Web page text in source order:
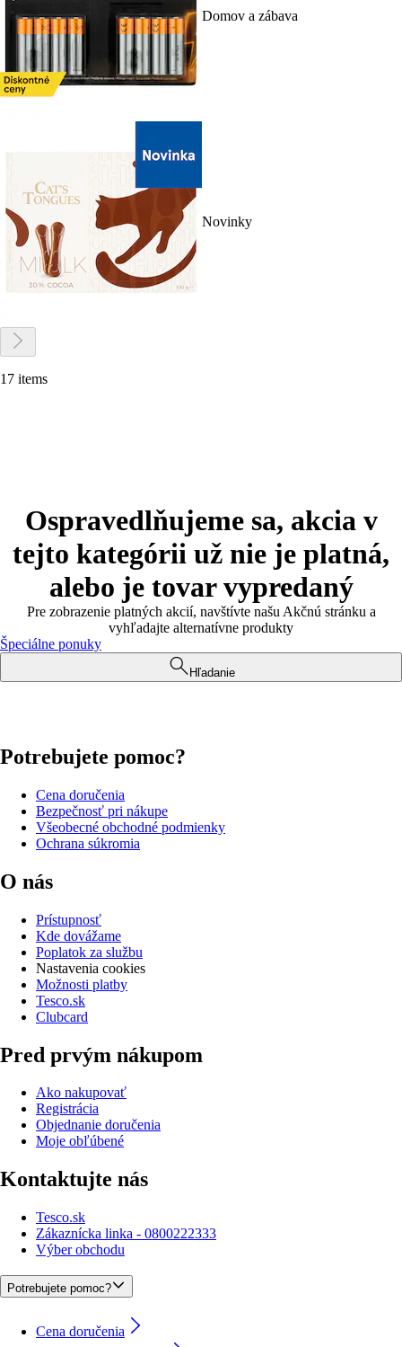
Domov a zábava
Novinky
17 items
Ospravedlňujeme sa, akcia v
tejto kategórii už nie je platná,
alebo je tovar vypredaný
Pre zobrazenie platných akcií, navštívte našu Akčnú stránku a
vyhľadajte alternatívne produkty
Špeciálne ponuky
Hľadanie
Potrebujete pomoc?
Cena doručenia
Bezpečnosť pri nákupe
Všeobecné obchodné podmienky
Ochrana súkromia
O nás
Prístupnosť
Kde dovážame
Poplatok za službu
Nastavenia cookies
Možnosti platby
Tesco.sk
Clubcard
Pred prvým nákupom
Ako nakupovať
Registrácia
Objednanie doručenia
Moje obľúbené
Kontaktujte nás
Tesco.sk
Zákaznícka linka - 0800222333
Výber obchodu
Potrebujete pomoc?
Cena doručenia